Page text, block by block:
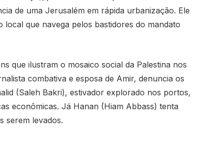
de uma Jerusalém em rápida urbanização. Ele
que navega pelos bastidores do mandato
que ilustram o mosaico social da Palestina nos
combativa e esposa de Amir, denuncia os
(Saleh Bakri), estivador explorado nos portos,
econômicas. Já Hanan (Hiam Abbass) tenta
serem levados.